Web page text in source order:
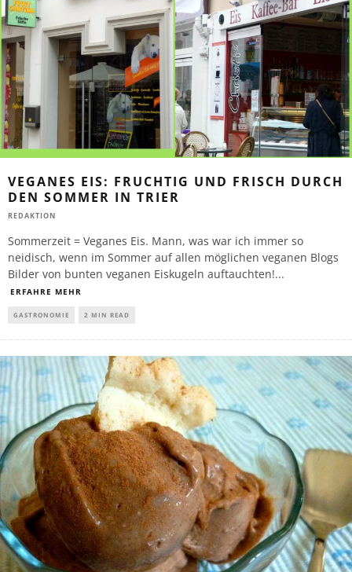
VEGANES EIS: FRUCHTIG UND FRISCH DURCH
DEN SOMMER IN TRIER
REDAKTION
Sommerzeit = Veganes Eis. Mann, was war ich immer so
neidisch, wenn im Sommer auf allen möglichen veganen Blogs
Bilder von bunten veganen Eiskugeln auftauchten!...
ERFAHRE MEHR
GASTRONOMIE 2 MIN READ